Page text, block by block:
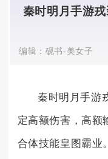
秦时明月手游
编辑： 砚书-美女子
秦时明月手游
定高额伤害，高额
合体技能皇图霸业。